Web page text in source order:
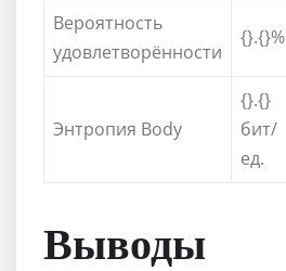
Вероятность
удовлетворённости
{}.{}%
Энтропия Body
{}.{}
бит/
ед.
Выводы